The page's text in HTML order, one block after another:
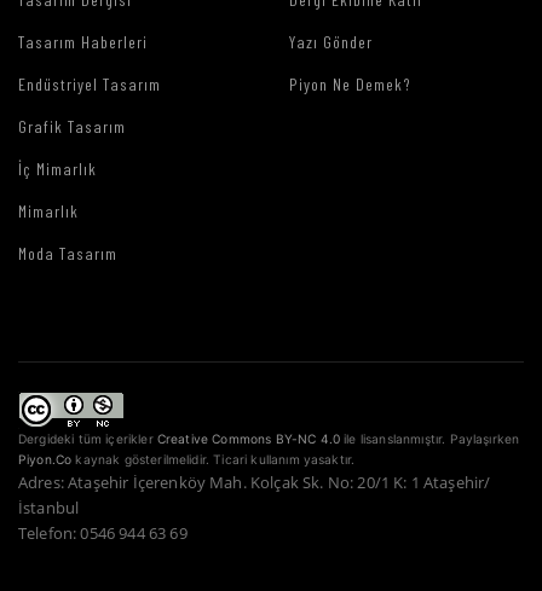
Tasarım Haberleri
Endüstriyel Tasarım
Grafik Tasarım
İç Mimarlık
Mimarlık
Moda Tasarım
Yazı Gönder
Piyon Ne Demek?
Dergideki tüm içerikler Creative Commons BY-NC 4.0 ile lisanslanmıştır. Paylaşırken
Piyon.Co kaynak gösterilmelidir. Ticari kullanım yasaktır.
Adres: Ataşehir İçerenköy Mah. Kolçak Sk. No: 20/1 K: 1 Ataşehir/
İstanbul
Telefon: 0546 944 63 69